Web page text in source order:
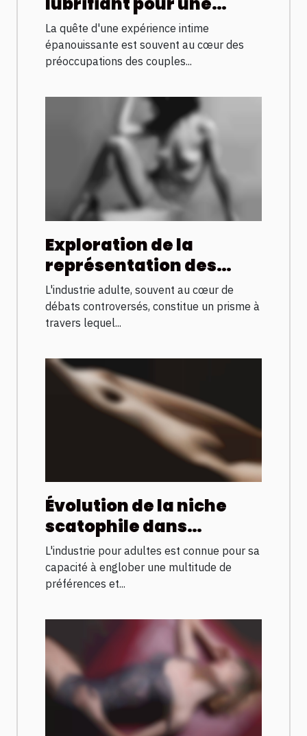
expérience intime
améliorée
La quête d'une expérience intime
épanouissante est souvent au cœur des
préoccupations des couples...
Exploration de la
représentation des
femmes arabes dans
l'industrie adulte
L'industrie adulte, souvent au cœur de
débats controversés, constitue un prisme à
travers lequel...
Évolution de la niche
scatophile dans
l'industrie pour adultes
à travers les années
L'industrie pour adultes est connue pour sa
capacité à englober une multitude de
préférences et...